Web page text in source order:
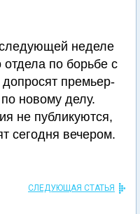
неделе
отдела по борьбе с
премьер-
новому делу.
не публикуются,
сегодня вечером.
СЛЕДУЮЩАЯ СТАТЬЯ